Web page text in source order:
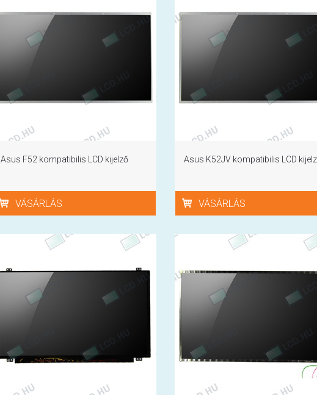
Asus F52 kompatibilis LCD kijelző
VÁSÁRLÁS
Asus K52JV kompatibilis LCD
VÁSÁRLÁS